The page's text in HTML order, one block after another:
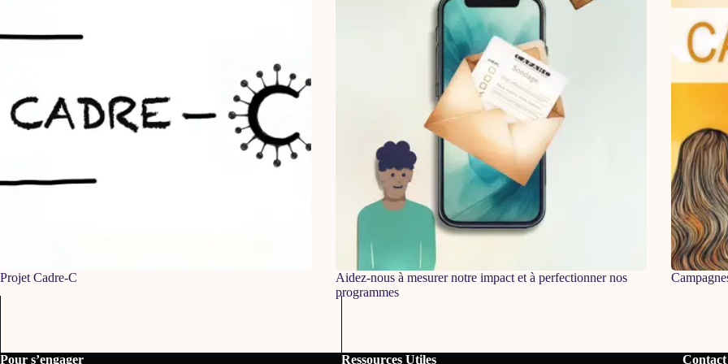
Projet Cadre-C
Aidez-nous à mesurer notre impact et à perfectionner nos
programmes
Pour s’engager Ressources Utiles Contact